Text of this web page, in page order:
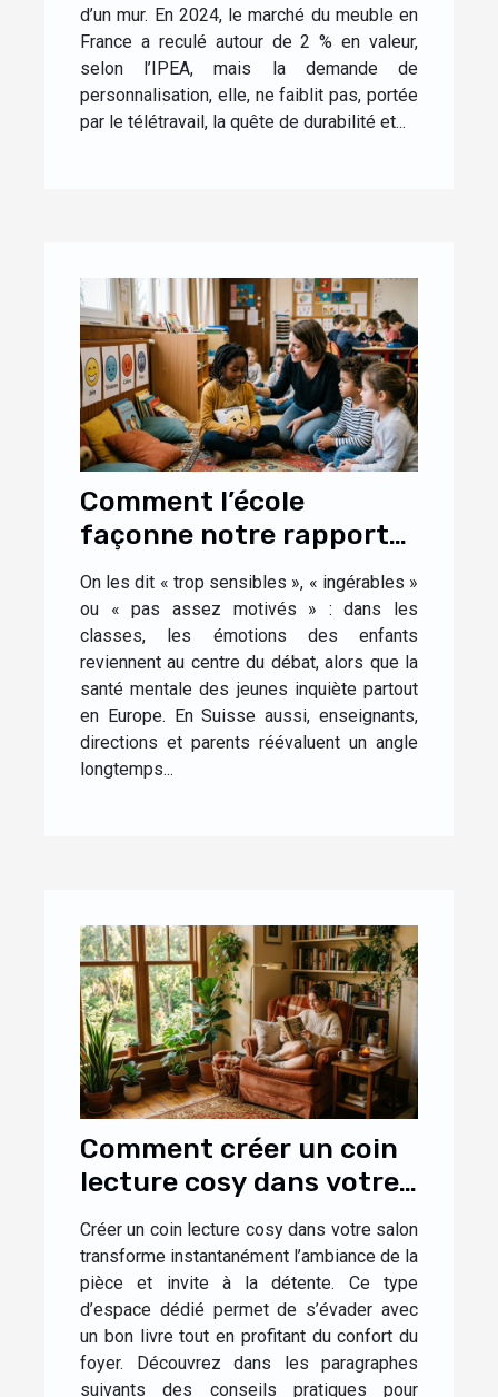
d’un mur. En 2024, le marché du meuble en
France a reculé autour de 2 % en valeur,
selon l’IPEA, mais la demande de
personnalisation, elle, ne faiblit pas, portée
par le télétravail, la quête de durabilité et...
Comment l’école
façonne notre rapport
aux émotions dès
l’enfance
On les dit « trop sensibles », « ingérables »
ou « pas assez motivés » : dans les
classes, les émotions des enfants
reviennent au centre du débat, alors que la
santé mentale des jeunes inquiète partout
en Europe. En Suisse aussi, enseignants,
directions et parents réévaluent un angle
longtemps...
Comment créer un coin
lecture cosy dans votre
salon ?
Créer un coin lecture cosy dans votre salon
transforme instantanément l’ambiance de la
pièce et invite à la détente. Ce type
d’espace dédié permet de s’évader avec
un bon livre tout en profitant du confort du
foyer. Découvrez dans les paragraphes
suivants des conseils pratiques pour